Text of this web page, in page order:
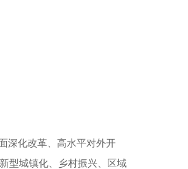
深化改革、高水平对外开
型城镇化、乡村振兴、区域